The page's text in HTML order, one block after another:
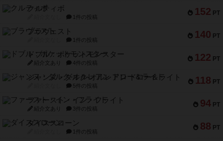
152 PT
クルティボ
1件の投稿
140 PT
ブラヴェスト
1件の投稿
122 PT
ドブル：ポケットモンスター
紹介文あり 4件の投稿
118 PT
ジャンヌ・ダルク-オルレアン ドロー＆ライト
5件の投稿
94 PT
ファースト・イン・フライト
紹介文あり 3件の投稿
88 PT
ダイススローン
1件の投稿